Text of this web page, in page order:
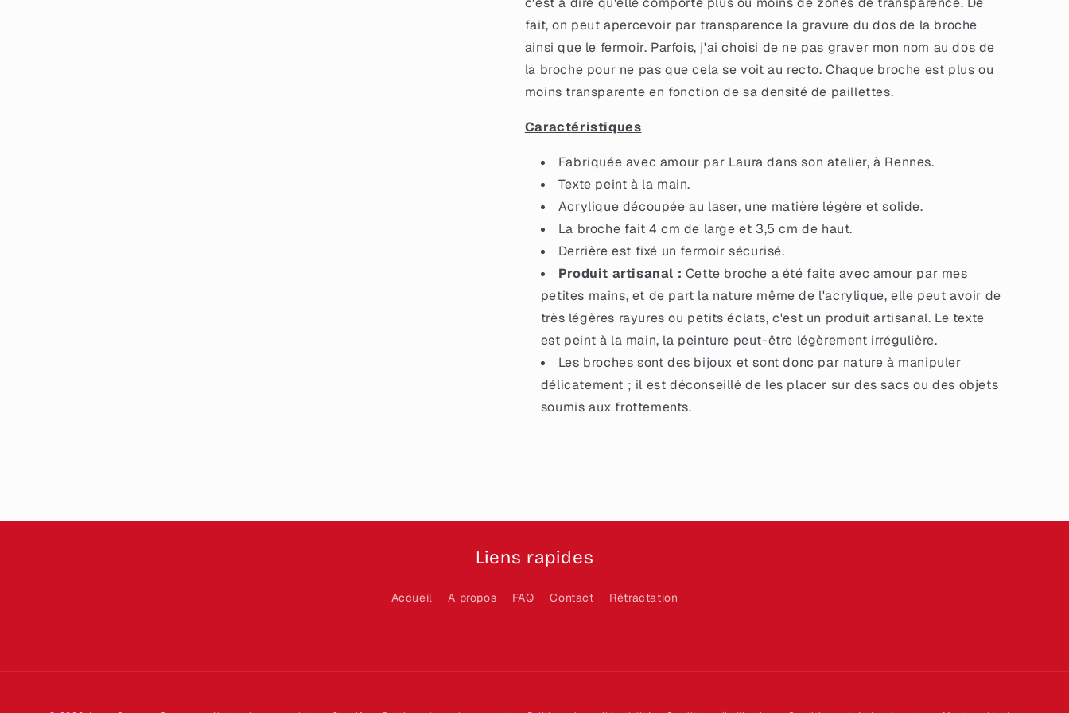
rouges
et
noires
rouges
et
noires
fait, on peut apercevoir par transparence la gravure du dos de la broche
ainsi que le fermoir. Parfois, j'ai choisi de ne pas graver mon nom au dos de
la broche pour ne pas que cela se voit au recto. Chaque broche est plus ou
moins transparente en fonction de sa densité de paillettes.
Caractéristiques
Fabriquée avec amour par Laura dans son atelier, à Rennes.
Texte peint à la main.
Acrylique découpée au laser, une matière légère et solide.
La broche fait 4 cm de large et 3,5 cm de haut.
Derrière est fixé un fermoir sécurisé.
Produit artisanal : Cette broche a été faite avec amour par mes
petites mains, et de part la nature même de l'acrylique, elle peut avoir de
très légères rayures ou petits éclats, c'est un produit artisanal. Le texte
est peint à la main, la peinture peut-être légèrement irrégulière.
Les broches sont des bijoux et sont donc par nature à manipuler
délicatement ; il est déconseillé de les placer sur des sacs ou des objets
soumis aux frottements.
Liens rapides
Accueil A propos FAQ Contact Rétractation